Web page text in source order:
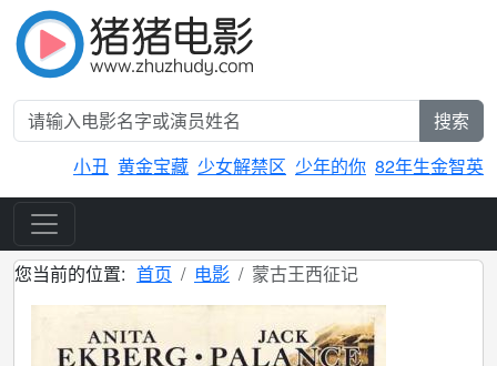
搜索
小丑 黄金宝藏 少女解禁区 少年的你 82年生金智英
您当前的位置: 首页 电影 蒙古王西征记